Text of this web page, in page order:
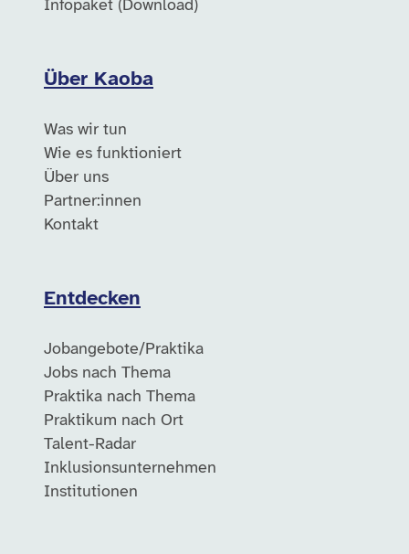
Infopaket (Download)
Über Kaoba
Was wir tun
Wie es funktioniert
Über uns
Partner:innen
Kontakt
Entdecken
Jobangebote/Praktika
Jobs nach Thema
Praktika nach Thema
Praktikum nach Ort
Talent-Radar
Inklusionsunternehmen
Institutionen